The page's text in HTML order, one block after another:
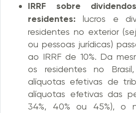
IRRF sobre
residentes: lucros e
residentes no exterior
ou pessoas jurídicas)
ao IRRF de 10%. Da
os residentes no
alíquotas efetivas de
alíquotas efetivas das
34%, 40% ou 45%), o